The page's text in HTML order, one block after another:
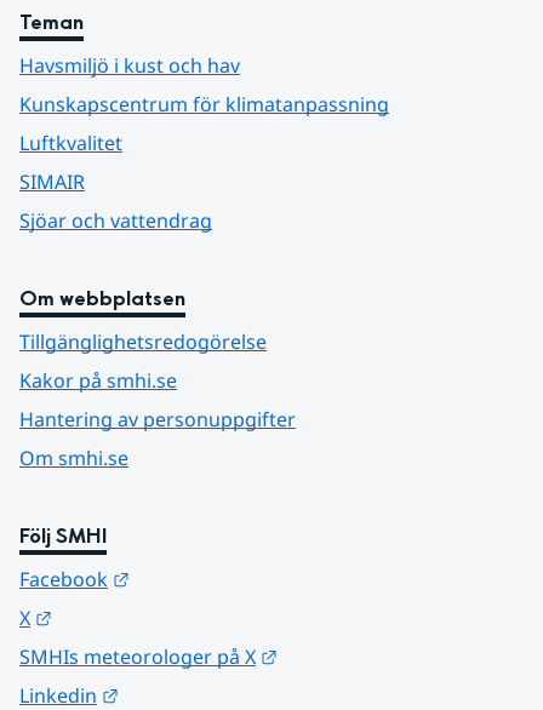
Teman
Havsmiljö i kust och hav
Kunskapscentrum för klimatanpassning
Luftkvalitet
SIMAIR
Sjöar och vattendrag
Om webbplatsen
Tillgänglighetsredogörelse
Kakor på smhi.se
Hantering av personuppgifter
Om smhi.se
Följ SMHI
Facebook
X
SMHIs meteorologer på X
Linkedin